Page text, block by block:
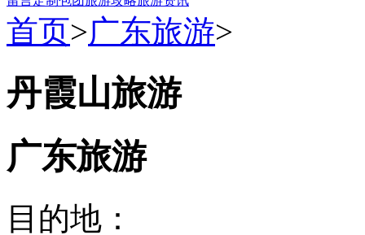
首页>广东旅游>
丹霞山旅游
广东旅游
目的地：